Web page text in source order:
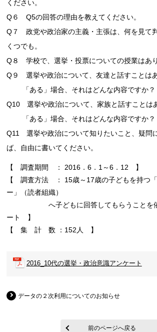
ください。
Q６ Q5の回答の理由を教えてください。
Q７ 政党や政治家の主義・主張は、何を見て
くつでも。
Q８ 学校で、選挙・投票についての授業はあ
Q９ 選挙や政治について、友達と話すことは
「ある」場合、それはどんな内容ですか？
Q10 選挙や政治について、家族と話すことは
「ある」場合、それはどんな内容ですか？
Q11 選挙や政治について知りたいこと、疑問
ば、自由に書いてください。
【 調査期間 ： 2016．6．1～6．12 】
【 調査方法 ： 15歳～17歳の子どもを持つ
ー」（読者組織）
へ子どもに回答してもらうことを依
ート 】
【 集 計 数 ：152人 】
2016_10代の選挙・政治意識アンケート
データの２次利用についてのお知らせ
前のページへ戻る